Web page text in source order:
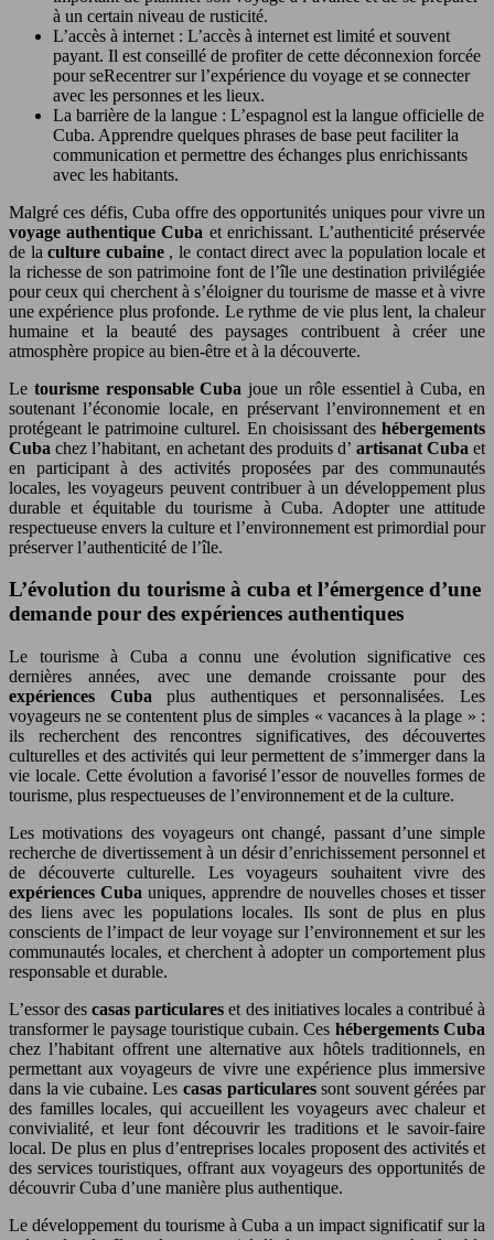
à un certain niveau de rusticité.
L’accès à internet : L’accès à internet est limité et souvent
payant. Il est conseillé de profiter de cette déconnexion forcée
pour seRecentrer sur l’expérience du voyage et se connecter
avec les personnes et les lieux.
La barrière de la langue : L’espagnol est la langue officielle de
Cuba. Apprendre quelques phrases de base peut faciliter la
communication et permettre des échanges plus enrichissants
avec les habitants.
Malgré ces défis, Cuba offre des opportunités uniques pour vivre un
voyage authentique Cuba et enrichissant. L’authenticité préservée
de laculture cubaine , le contact direct avec la population locale et
la richesse de son patrimoine font de l’île une destination privilégiée
pour ceux qui cherchent à s’éloigner du tourisme de masse et à vivre
une expérience plus profonde. Le rythme de vie plus lent, la chaleur
humaine et la beauté des paysages contribuent à créer une
atmosphère propice au bien-être et à la découverte.
Le tourisme responsable Cubajoue un rôle essentiel à Cuba, en
soutenant l’économie locale, en préservant l’environnement et en
protégeant le patrimoine culturel. En choisissant des hébergements
Cubachez l’habitant, en achetant des produits d’ artisanat Cubaet
en participant à des activités proposées par des communautés
locales, les voyageurs peuvent contribuer à un développement plus
durable et équitable du tourisme à Cuba. Adopter une attitude
respectueuse envers la culture et l’environnement est primordial pour
préserver l’authenticité de l’île.
L’évolution du tourisme à cuba et l’émergence d’une
demande pour des expériences authentiques
Le tourisme à Cuba a connu une évolution significative ces
dernières années, avec une demande croissante pour des
expériences Cubaplus authentiques et personnalisées. Les
voyageurs ne se contentent plus de simples « vacances à la plage » :
ils recherchent des rencontres significatives, des découvertes
culturelles et des activités qui leur permettent de s’immerger dans la
vie locale. Cette évolution a favorisé l’essor de nouvelles formes de
tourisme, plus respectueuses de l’environnement et de la culture.
Les motivations des voyageurs ont changé, passant d’une simple
recherche de divertissement à un désir d’enrichissement personnel et
de découverte culturelle. Les voyageurs souhaitent vivre des
expériences Cuba uniques, apprendre de nouvelles choses et tisser
des liens avec les populations locales. Ils sont de plus en plus
conscients de l’impact de leur voyage sur l’environnement et sur les
communautés locales, et cherchent à adopter un comportement plus
responsable et durable.
L’essor descasas particulareset des initiatives locales a contribué à
transformer le paysage touristique cubain. Ces hébergements Cuba
chez l’habitant offrent une alternative aux hôtels traditionnels, en
permettant aux voyageurs de vivre une expérience plus immersive
dans la vie cubaine. Les casas particularessont souvent gérées par
des familles locales, qui accueillent les voyageurs avec chaleur et
convivialité, et leur font découvrir les traditions et le savoir-faire
local. De plus en plus d’entreprises locales proposent des activités et
des services touristiques, offrant aux voyageurs des opportunités de
découvrir Cuba d’une manière plus authentique.
Le développement du tourisme à Cuba a un impact significatif sur la